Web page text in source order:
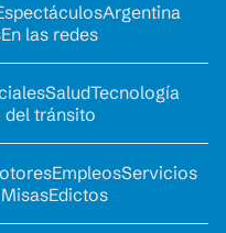
Argentina
En las redes
SaludTecnología
del tránsito
EmpleosServicios
Edictos